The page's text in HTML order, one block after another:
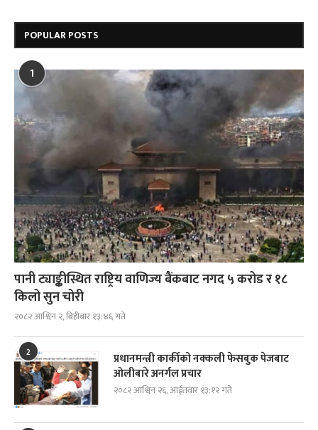
POPULAR POSTS
1
पानी ट्याङ्कीस्थित राष्ट्रिय वाणिज्य बैंकबाट नगद ५ करोड र १८
किलो सुन चोरी
२०८२ आश्विन २, बिहीबार १३:४६ गते
2
प्रधानमन्त्री कार्कीको नक्कली फेसबुक पेजबाट
ओलीबारे अनर्गल प्रचार
२०८२ आश्विन २६, आईतवार १३:१२ गते